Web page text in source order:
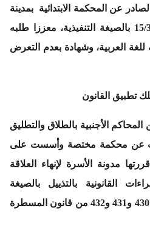
الحكم الأجنبي عدد: 11/201 الصادر عن المحكمة الابتدائية بمدينة
كينت البلجيكية بتاريخ 15/3/2011 بالصيغة التنفيذية، معززا طلبه
العربية، وشهادة بعدم التعرض
تطبيق القانون
الأجنبية بالطلاق والتطليق
عن محكمة مختصة وأسست على
مدونة الأسرة لإنهاء العلاقة
القانونية بالتذييل بالصيغة
التنفيذية، طبقا لأحكام المواد 430 و431 و432 من قانون المسطرة